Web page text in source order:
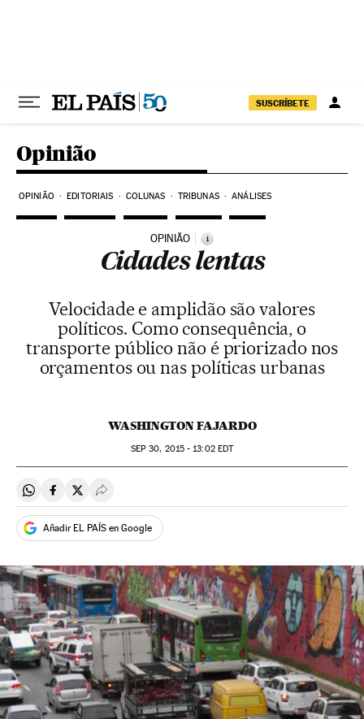
SUSCRÍBETE
Opinião
OPINIÃO EDITORIAIS COLUNAS TRIBUNAS ANÁLISES
OPINIÃO i
Cidades lentas
Velocidade e amplidão são valores
políticos. Como consequência, o
transporte público não é priorizado nos
orçamentos ou nas políticas urbanas
WASHINGTON FAJARDO
SEP 30, 2015 - 13:02EDT
Compartir en Whatsapp
Compartir en Facebook
Compartir en Twitter
Desplegar Redes Sociales
Añadir EL PAÍS en Google